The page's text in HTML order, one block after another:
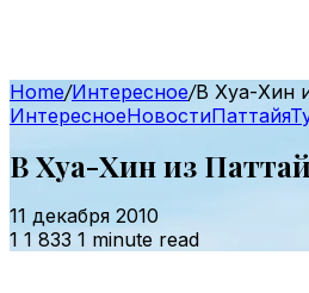
Home/Интересное/В Хуа-Хин
ИнтересноеНовостиПаттайя
В Хуа-Хин из
11 декабря 2010
1 1 833 1 minute read